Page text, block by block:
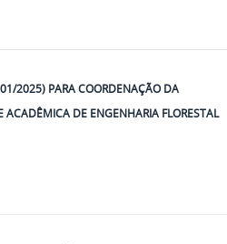
2025) PARA COORDENAÇÃO DA
DE ENGENHARIA FLORESTAL